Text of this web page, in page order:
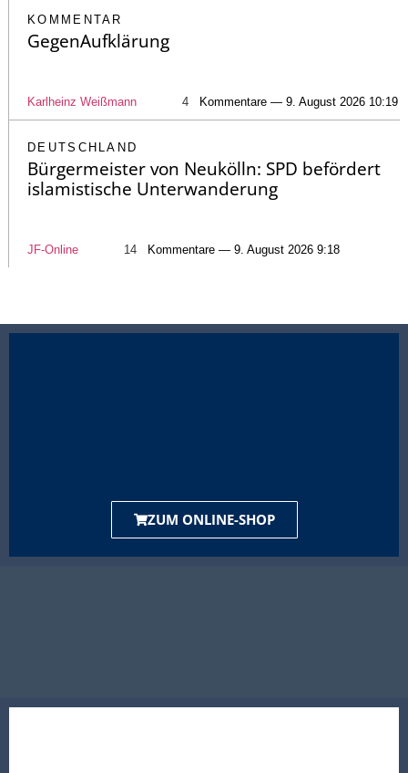
KOMMENTAR
GegenAufklärung
Karlheinz Weißmann 4 Kommentare — 9. August 2026 10:19
DEUTSCHLAND
Bürgermeister von Neukölln: SPD befördert
islamistische Unterwanderung
JF-Online 14 Kommentare — 9. August 2026 9:18
ZUM ONLINE-SHOP